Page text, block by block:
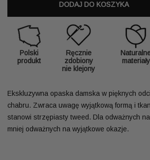
DODAJ DO KOSZYKA
Polski
produkt
Ręcznie
zdobiony
nie klejony
materiały
Ekskluzywna opaska damska w pięknych
chabru. Zwraca uwagę wyjątkową formą i
stanowi strzępiasty tweed. Dla odważnych
mniej odważnych na wyjątkowe okazje.